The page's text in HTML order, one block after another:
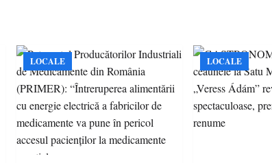
LOCALE LOCALE